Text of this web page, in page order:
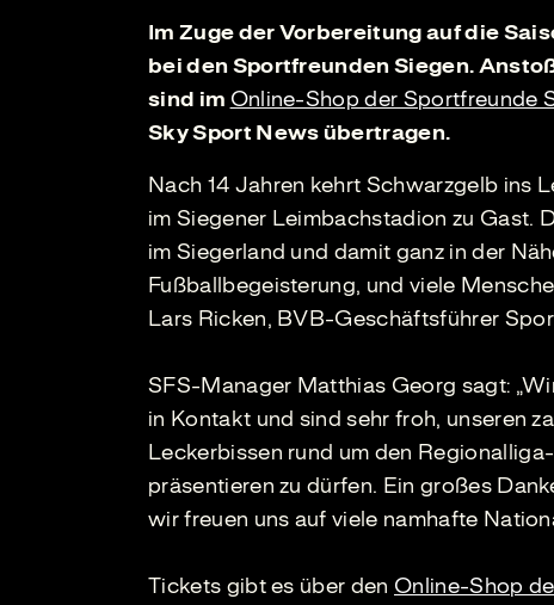
Im Zuge der Vorbereitung auf die
bei den Sportfreunden Siegen.
sind im Online-Shop der Sportfreunde
Sky Sport News übertragen.
Nach 14 Jahren kehrt Schwarzgelb ins
im Siegener Leimbachstadion zu Gast.
im Siegerland und damit ganz in der
Fußballbegeisterung, und viele
Lars Ricken, BVB-Geschäftsführer
SFS-Manager Matthias Georg sagt:
in Kontakt und sind sehr froh, unseren
Leckerbissen rund um den
präsentieren zu dürfen. Ein großes
wir freuen uns auf viele namhafte
Tickets gibt es über den Online-Shop